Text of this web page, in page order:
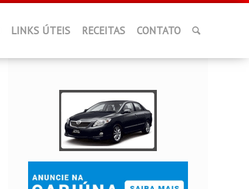
LINKS ÚTEIS RECEITAS CONTATO